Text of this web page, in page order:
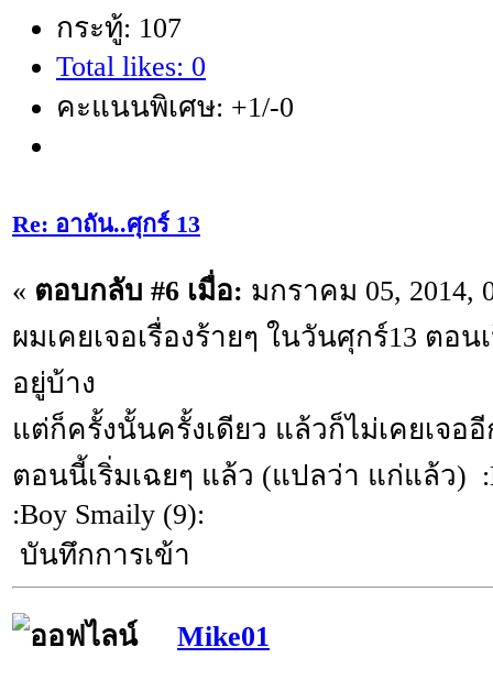
กระทู้: 107
Total likes: 0
คะแนนพิเศษ: +1/-0
Re: อาถัน..ศุกร์ 13
« ตอบกลับ #6 เมื่อ: มกราคม 05, 2014,
ผมเคยเจอเรื่องร้ายๆ ในวันศุกร์13 ตอน
อยู่บ้าง
แต่ก็ครั้งนั้นครั้งเดียว แล้วก็ไม่เคยเจออี
ตอนนี้เริ่มเฉยๆ แล้ว (แปลว่า แก่แล้ว)
:Boy Smaily (9):
บันทึกการเข้า
Mike01